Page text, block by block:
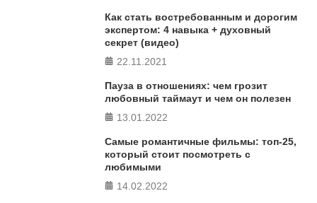
Как стать востребованным и дорогим
экспертом: 4 навыка + духовный
секрет (видео)
22.11.2021
Пауза в отношениях: чем грозит
любовный таймаут и чем он полезен
13.01.2022
Самые романтичные фильмы: топ-25,
который стоит посмотреть с
любимыми
14.02.2022